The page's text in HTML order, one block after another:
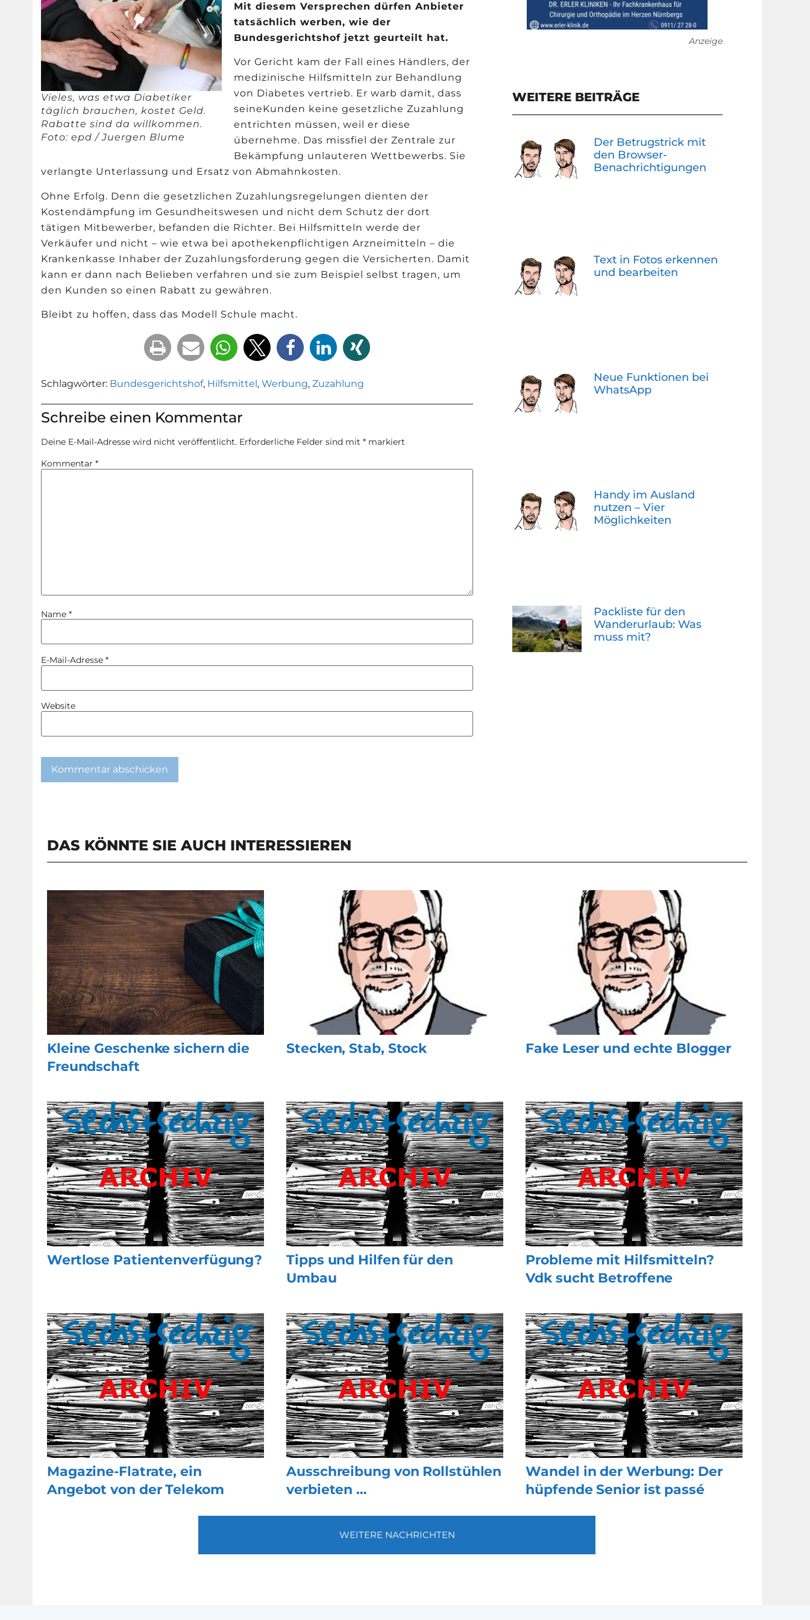
Vieles, was etwa Diabetiker
täglich brauchen, kostet Geld.
Rabatte sind da willkommen.
Foto: epd / Juergen Blume
Mit diesem Versprechen dürfen Anbieter
tatsächlich werben, wie der
Bundesgerichtshof jetzt geurteilt hat.
Vor Gericht kam der Fall eines Händlers, der
medizinische Hilfsmitteln zur Behandlung
von Diabetes vertrieb. Er warb damit, dass
seineKunden keine gesetzliche Zuzahlung
entrichten müssen, weil er diese
übernehme. Das missfiel der Zentrale zur
Bekämpfung unlauteren Wettbewerbs. Sie
verlangte Unterlassung und Ersatz von Abmahnkosten.
Ohne Erfolg. Denn die gesetzlichen Zuzahlungsregelungen dienten der
Kostendämpfung im Gesundheitswesen und nicht dem Schutz der dort
tätigen Mitbewerber, befanden die Richter. Bei Hilfsmitteln werde der
Verkäufer und nicht – wie etwa bei apothekenpflichtigen Arzneimitteln – die
Krankenkasse Inhaber der Zuzahlungsforderung gegen die Versicherten. Damit
kann er dann nach Belieben verfahren und sie zum Beispiel selbst tragen, um
den Kunden so einen Rabatt zu gewähren.
Bleibt zu hoffen, dass das Modell Schule macht.
Schlagwörter: Bundesgerichtshof, Hilfsmittel ,Werbung,Zuzahlung
Schreibe einen Kommentar
Deine E-Mail-Adresse wird nicht veröffentlicht. Erforderliche Felder sind mit* markiert
Kommentar*
Name*
E-Mail-Adresse*
Website
Anzeige
WEITERE BEITRÄGE
Der Betrugstrick mit
den Browser-
Benachrichtigungen
Text in Fotos erkennen
und bearbeiten
Neue Funktionen bei
WhatsApp
Handy im Ausland
nutzen – Vier
Möglichkeiten
Packliste für den
Wanderurlaub: Was
muss mit?
DAS KÖNNTE SIE AUCH INTERESSIEREN
Kleine Geschenke sichern die
Freundschaft
Stecken, Stab, Stock Fake Leser und echte Blogger
Wertlose Patientenverfügung?
Tipps und Hilfen für den
Umbau
Probleme mit Hilfsmitteln?
Vdk sucht Betroffene
Magazine-Flatrate, ein
Angebot von der Telekom
Ausschreibung von Rollstühlen
verbieten …
Wandel in der Werbung: Der
hüpfende Senior ist passé
WEITERE NACHRICHTEN